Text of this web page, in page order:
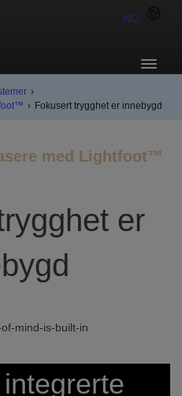
NO
›
› Fokusert trygghet er innebygd
med Lightfoot™
er